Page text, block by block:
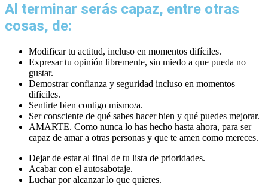
Al terminar serás capaz, entre otras
cosas, de:
Modificar tu actitud, incluso en momentos difíciles.
Expresar tu opinión libremente, sin miedo a que pueda no
gustar.
Demostrar confianza y seguridad incluso en momentos
difíciles.
Sentirte bien contigo mismo/a.
Ser consciente de qué sabes hacer bien y qué puedes mejorar.
AMARTE. Como nunca lo has hecho hasta ahora, para ser
capaz de amar a otras personas y que te amen como mereces.
Dejar de estar al final de tu lista de prioridades.
Acabar con el autosabotaje.
Luchar por alcanzar lo que quieres.